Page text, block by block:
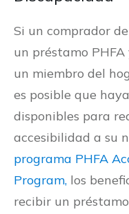
Si un comprador
un préstamo
un miembro del
es posible que
disponibles para
accesibilidad a su
programa PHFA
Program, los
recibir un